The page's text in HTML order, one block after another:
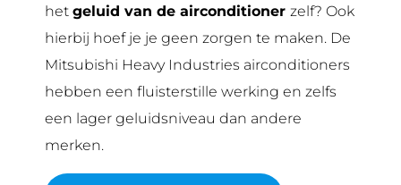
het geluid van de airconditioner zelf? Ook
hierbij hoef je je geen zorgen te maken. De
Mitsubishi Heavy Industries airconditioners
hebben een fluisterstille werking en zelfs
een lager geluidsniveau dan andere
merken.